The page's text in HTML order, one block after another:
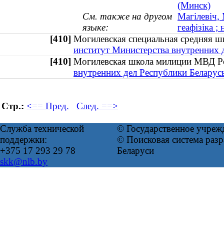
(Минск)
См. также на другом
языке:
Магілевіч,
геафізіка
[410] Могилевская специальная
институт Министерства внутренних
[410] Могилевская школа милиции МВД
внутренних дел Республики
Стр.: <== Пред. След. ==>
Служба технической
поддержки:
+375 17 293 29 78
skk@nlb.by
© Государственное
© Поисковая система
Беларуси